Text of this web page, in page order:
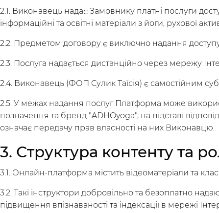
2.1. Виконавець надає Замовнику платні послуги
інформаційні та освітні матеріали з йоги, рухової
2.2. Предметом договору є виключно надання доступу
2.3. Послуга надається дистанційно через мережу
2.4. Виконавець (ФОП Сулик Таїсія) є самостійним
2.5. У межах надання послуг Платформа може
позначення та бренд "ADHOyoga", на підставі
означає передачу прав власності на них Виконавцю.
3. Структура контенту та
3.1. Онлайн-платформа містить відеоматеріали та
3.2. Такі інструктори добровільно та безоплатно
підвищення впізнаваності та індексації в мережі